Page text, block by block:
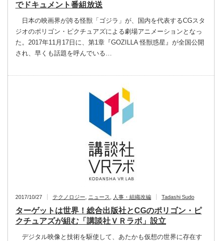
でドキュメント番組放送
日本の映画界が誇る怪獣「ゴジラ」が、国内を代表するCGスタ
ジオのポリゴン・ピクチュアズによる劇場アニメーションとなっ
た。2017年11月17日に、第1章『GOZILLA 怪獣惑星』が全国公開
され、早くも話題を呼んでいる…
2017/10/27 テクノロジー ニュース 人事・組織改編 Tadashi Sudo
ターゲットは世界！総合出版社とCGのポリゴン・ピ
クチュアズが組む「講談社ＶＲラボ」設立
デジタル映像と技術を駆使して、あたかも仮想の世界に存在す